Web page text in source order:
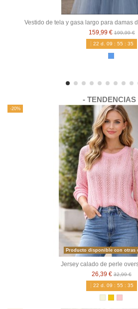
Vestido de tela y gasa largo para damas
159,99 €199,99 €
22 d. 09 : 55 : 34
- TENDENCIAS
-20%
Producto disponible con otras
Jersey calado de perle
26,39 € 32,99 €
22 d. 09 : 55 : 34